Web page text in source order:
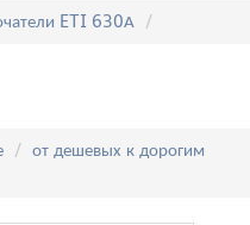
ETI 630А
от дешевых к дорогим